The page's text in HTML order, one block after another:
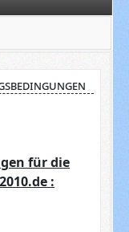
für die
: